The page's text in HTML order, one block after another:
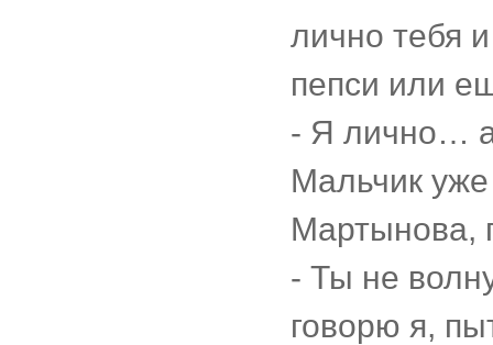
лично тебя
пепси или
- Я лично… а
Мальчик
Мартынова,
- Ты не
говорю я,